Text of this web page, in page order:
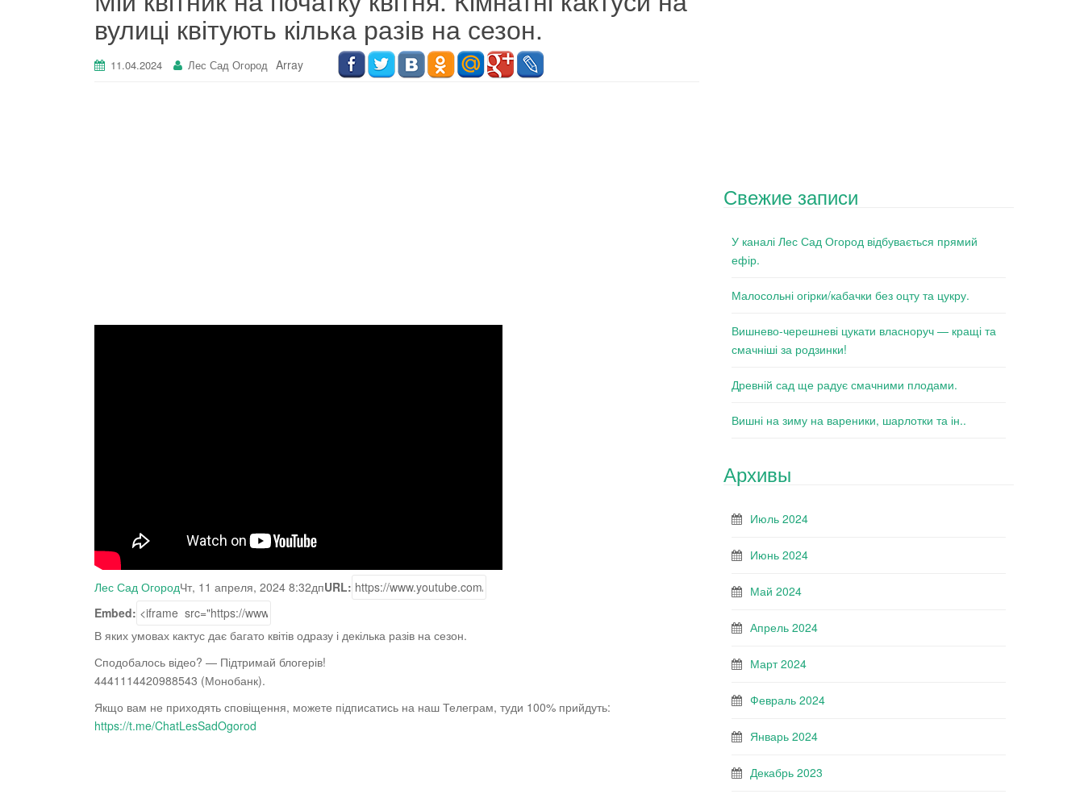
вулиці квітують кілька разів на сезон.
11.04.2024 Лес Сад Огород Array
Лес Сад ОгородЧт, 11 апреля, 2024 8:32дпURL:
Embed:
В яких умовах кактус дає багато квітів одразу і декілька разів на сезон.
Сподобалось відео? — Підтримай блогерів!
4441114420988543 (Монобанк).
Якщо вам не приходять сповіщення, можете підписатись на наш Телеграм, туди 100% прийдуть:
https://t.me/ChatLesSadOgorod
Свежие записи
У каналі Лес Сад Огород відбувається прямий
ефір.
Малосольні огірки/кабачки без оцту та цукру.
Вишнево-черешневі цукати власноруч — кращі та
смачніші за родзинки!
Древній сад ще радує смачними плодами.
Вишні на зиму на вареники, шарлотки та ін..
Архивы
Июль 2024
Июнь 2024
Май 2024
Апрель 2024
Март 2024
Февраль 2024
Январь 2024
Декабрь 2023